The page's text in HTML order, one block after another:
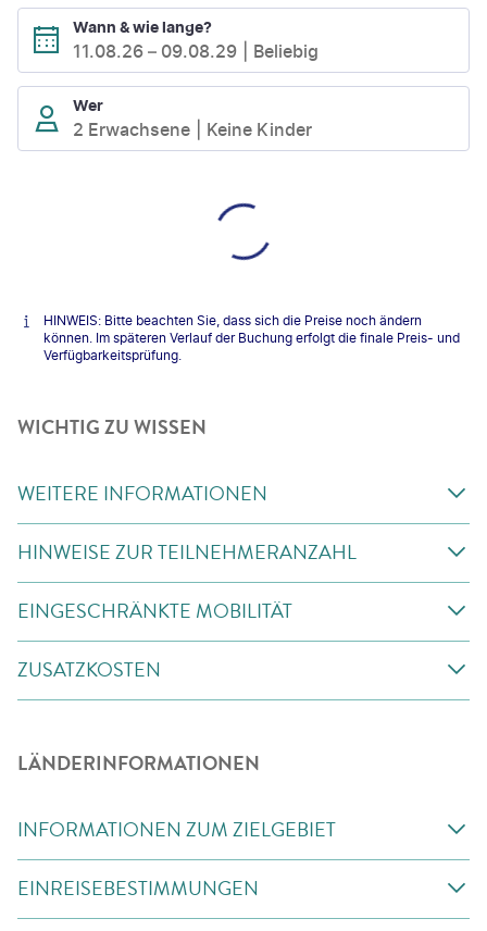
Wann & wie lange?
11.08.26 – 09.08.29 Beliebig
Wer
2 Erwachsene Keine Kinder
HINWEIS: Bitte beachten Sie, dass sich die Preise noch ändern
können. Im späteren Verlauf der Buchung erfolgt die finale Preis- und
Verfügbarkeitsprüfung.
WICHTIG ZU WISSEN
WEITERE INFORMATIONEN
HINWEISE ZUR TEILNEHMERANZAHL
EINGESCHRÄNKTE MOBILITÄT
ZUSATZKOSTEN
LÄNDERINFORMATIONEN
INFORMATIONEN ZUM ZIELGEBIET
EINREISEBESTIMMUNGEN